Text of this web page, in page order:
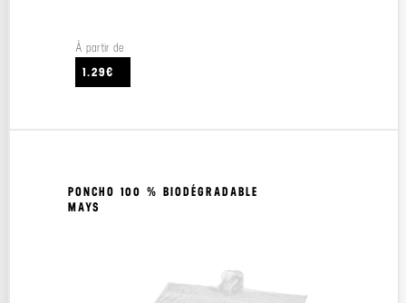
À partir de
1.29€
PONCHO 100 % BIODÉGRADABLE
MAYS